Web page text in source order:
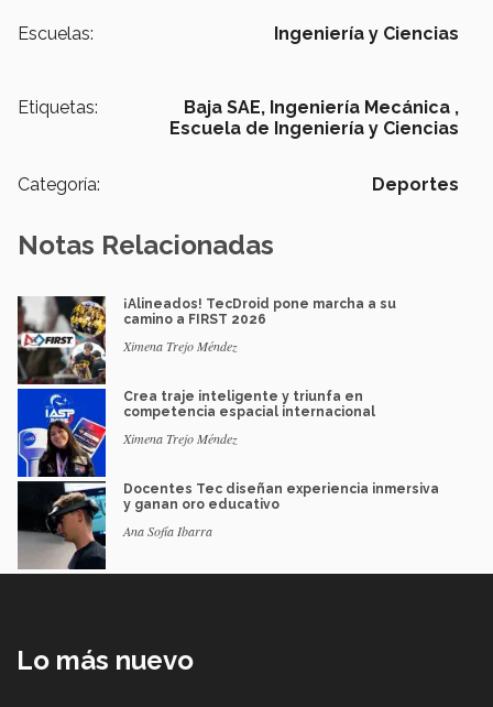
Escuelas: Ingeniería y Ciencias
Etiquetas: Baja SAE, Ingeniería Mecánica ,
Escuela de Ingeniería y Ciencias
Categoría: Deportes
Notas Relacionadas
¡Alineados! TecDroid pone marcha a su
camino a FIRST 2026
Ximena Trejo Méndez
Crea traje inteligente y triunfa en
competencia espacial internacional
Ximena Trejo Méndez
Docentes Tec diseñan experiencia inmersiva
y ganan oro educativo
Ana Sofía Ibarra
Lo más nuevo